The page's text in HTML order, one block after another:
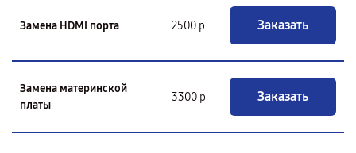
Замена HDMI порта 2500 р Заказать
Замена материнской
платы
3300 р Заказать